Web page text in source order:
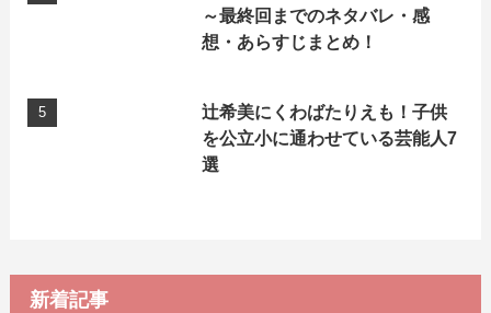
～最終回までのネタバレ・感
想・あらすじまとめ！
辻希美にくわばたりえも！子供
を公立小に通わせている芸能人7
選
新着記事